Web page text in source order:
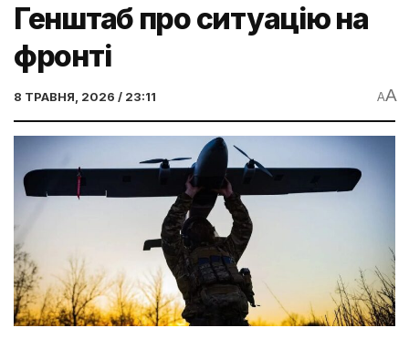
Генштаб про ситуацію на
фронті
8 ТРАВНЯ, 2026 / 23:11 AA